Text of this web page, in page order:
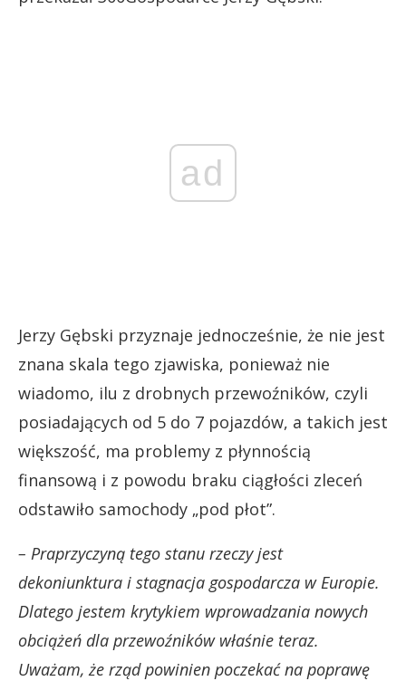
ad
Jerzy Gębski przyznaje jednocześnie, że nie jest
znana skala tego zjawiska, ponieważ nie
wiadomo, ilu z drobnych przewoźników, czyli
posiadających od 5 do 7 pojazdów, a takich jest
większość, ma problemy z płynnością
finansową i z powodu braku ciągłości zleceń
odstawiło samochody „pod płot”.
– Praprzyczyną tego stanu rzeczy jest
dekoniunktura i stagnacja gospodarcza w Europie.
Dlatego jestem krytykiem wprowadzania nowych
obciążeń dla przewoźników właśnie teraz.
Uważam, że rząd powinien poczekać na poprawę